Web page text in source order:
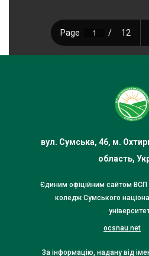
вул. Сумська, 46, м.
область,
Єдиним офіційним сайтом
коледж Сумського
ocsnau.net
За інформацію, надану від